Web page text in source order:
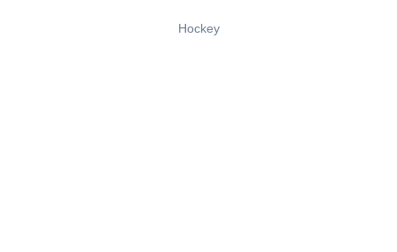
Hockey